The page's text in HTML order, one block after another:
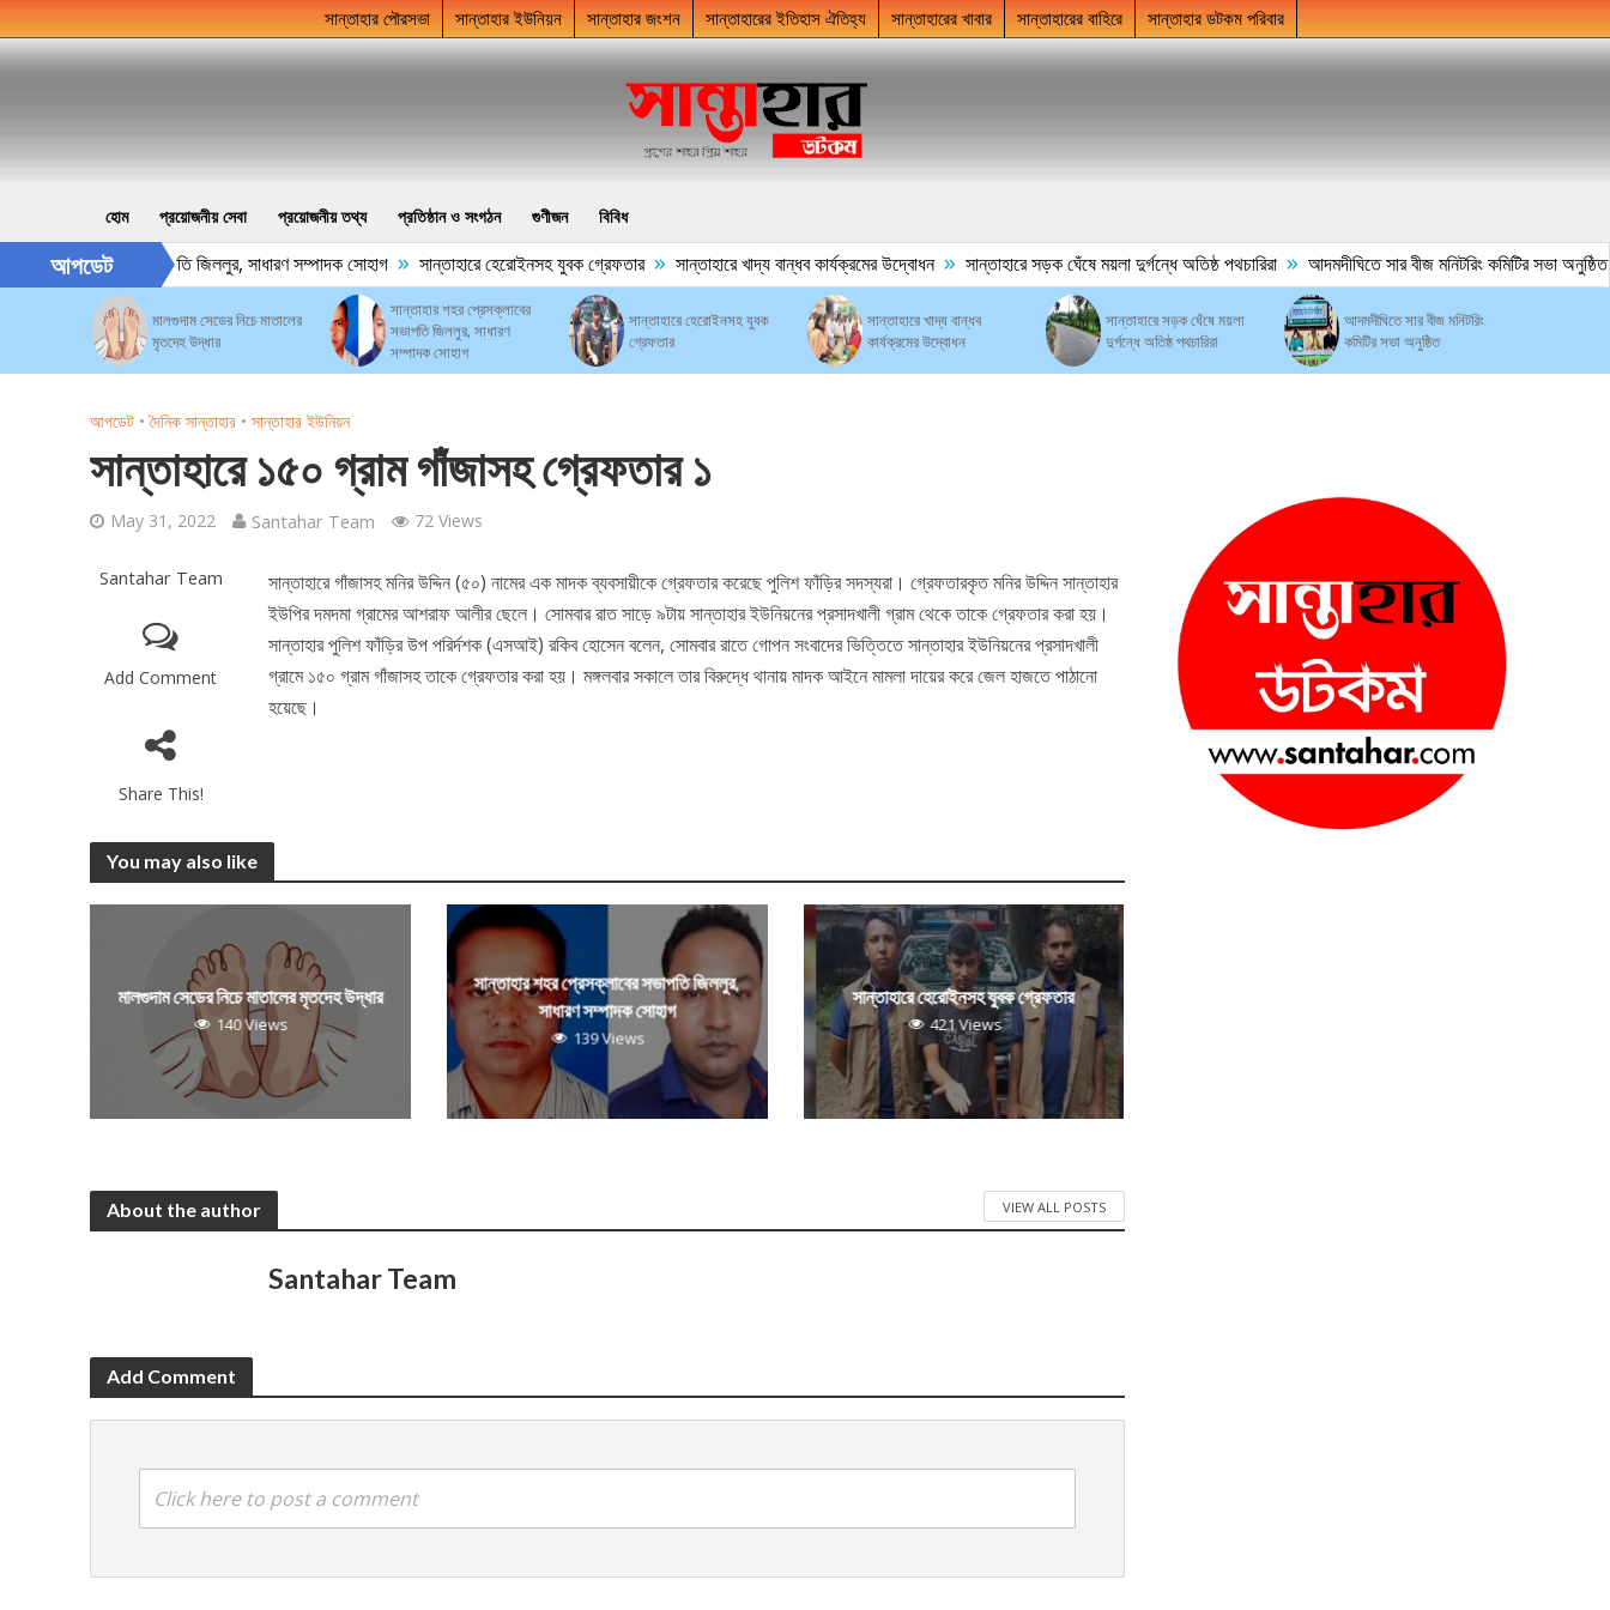
সান্তাহার পৌরসভা সান্তাহার ইউনিয়ন সান্তাহার জংশন সান্তাহারের ইতিহাস ঐতিহ্য সান্তাহারের খাবার সান্তাহারের বাহিরে সান্তাহার ডটকম পরিবার
হোম প্রয়োজনীয় সেবা প্রয়োজনীয় তথ্য প্রতিষ্ঠান ও সংগঠন গুণীজন বিবিধ
আপডেট
শহর প্রেসক্লাবের সভাপতি জিললুর, সাধারণ সম্পাদক সোহাগ » সান্তাহারে হেরোইনসহ যুবক গ্রেফতার » সান্তাহারে খাদ্য বান্ধব কার্যক্রমের উদ্বোধন » সান্তাহারে সড়ক ঘেঁষে ময়লা দুর্গন্ধে অতিষ্ঠ পথচারিরা » আদমদীঘিতে সার বীজ মনিটরিং কমিটির সভা অনুষ্ঠিত
মালগুদাম সেডের নিচে মাতালের
মৃতদেহ উদ্ধার
সান্তাহার শহর প্রেসক্লাবের
সভাপতি জিললুর, সাধারণ
সম্পাদক সোহাগ
সান্তাহারে হেরোইনসহ যুবক
গ্রেফতার
সান্তাহারে খাদ্য বান্ধব
কার্যক্রমের উদ্বোধন
সান্তাহারে সড়ক ঘেঁষে ময়লা
দুর্গন্ধে অতিষ্ঠ পথচারিরা
আদমদীঘিতে সার বীজ মনিটরিং
কমিটির সভা অনুষ্ঠিত
আপডেট • দৈনিক সান্তাহার • সান্তাহার ইউনিয়ন
সান্তাহারে ১৫০ গ্রাম গাঁজাসহ গ্রেফতার ১
May 31, 2022 Santahar Team 72 Views
Santahar Team
Add Comment
Share This!
সান্তাহারে গাঁজাসহ মনির উদ্দিন (৫০) নামের এক মাদক ব্যবসায়ীকে গ্রেফতার করেছে পুলিশ ফাঁড়ির সদস্যরা। গ্রেফতারকৃত মনির উদ্দিন সান্তাহার
ইউপির দমদমা গ্রামের আশরাফ আলীর ছেলে। সোমবার রাত সাড়ে ৯টায় সান্তাহার ইউনিয়নের প্রসাদখালী গ্রাম থেকে তাকে গ্রেফতার করা হয়।
সান্তাহার পুলিশ ফাঁড়ির উপ পরির্দশক (এসআই) রকিব হোসেন বলেন, সোমবার রাতে গোপন সংবাদের ভিত্তিতে সান্তাহার ইউনিয়নের প্রসাদখালী
গ্রামে ১৫০ গ্রাম গাঁজাসহ তাকে গ্রেফতার করা হয়। মঙ্গলবার সকালে তার বিরুদ্ধে থানায় মাদক আইনে মামলা দায়ের করে জেল হাজতে পাঠানো
হয়েছে।
You may also like
মালগুদাম সেডের নিচে মাতালের মৃতদেহ উদ্ধার
140 Views
সান্তাহার শহর প্রেসক্লাবের সভাপতি জিললুর,
সাধারণ সম্পাদক সোহাগ
139 Views
সান্তাহারে হেরোইনসহ যুবক গ্রেফতার
421 Views
About the author VIEW ALL POSTS
Santahar Team
Add Comment
Click here to post a comment